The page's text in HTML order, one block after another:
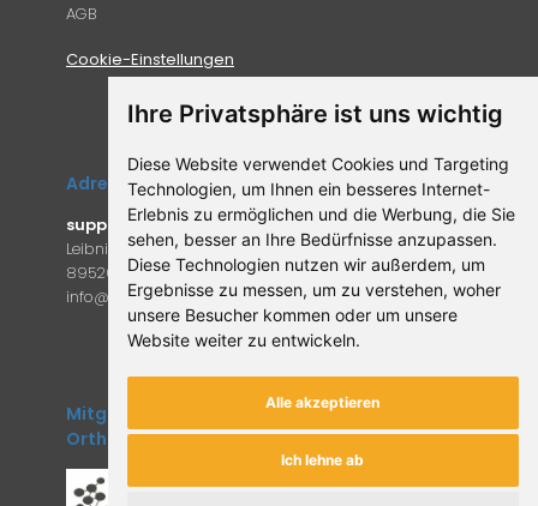
Ihre Privatsphäre ist uns wichtig
Diese Website verwendet Cookies und Targeting
Technologien, um Ihnen ein besseres Internet-
Erlebnis zu ermöglichen und die Werbung, die Sie
sehen, besser an Ihre Bedürfnisse anzupassen.
Diese Technologien nutzen wir außerdem, um
Ergebnisse zu messen, um zu verstehen, woher
unsere Besucher kommen oder um unsere
Website weiter zu entwickeln.
Alle akzeptieren
Ich lehne ab
AGB
Cookie-Einstellungen
Adresse
supplemento.de
Leibniz-Campus 9
89520 Heidenheim an der Brenz
info@supplemento.de
Mitglied des Forum
Orthomolekulare Medizin